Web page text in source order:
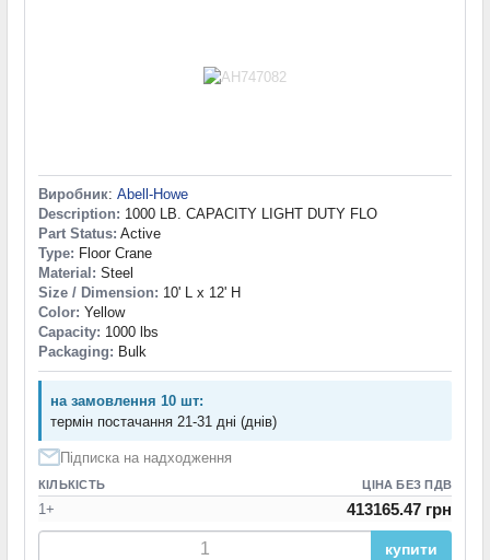
Виробник: Abell-Howe
Description: 1000 LB. CAPACITY LIGHT DUTY FLO
Part Status: Active
Type: Floor Crane
Material: Steel
Size / Dimension: 10' L x 12' H
Color: Yellow
Capacity: 1000 lbs
Packaging: Bulk
на замовлення 10 шт:
термін постачання 21-31 дні (днів)
Підписка на надходження
КІЛЬКІСТЬ ЦІНА БЕЗ ПДВ
1+ 413165.47 грн
купити